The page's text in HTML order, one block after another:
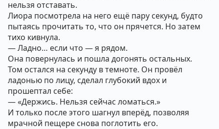
нельзя отставать.
Лиора посмотрела на него ещё пару секунд, будто
пытаясь прочитать то, что он прячется. Но затем
тихо кивнула.
— Ладно… если что — я рядом.
Она повернулась и пошла догонять остальных.
Том остался на секунду в темноте. Он провёл
ладонью по лицу, сделал глубокий вдох и
прошептал себе:
— «Держись. Нельзя сейчас ломаться.»
И только после этого шагнул вперёд, позволяя
мрачной пещере снова поглотить его.